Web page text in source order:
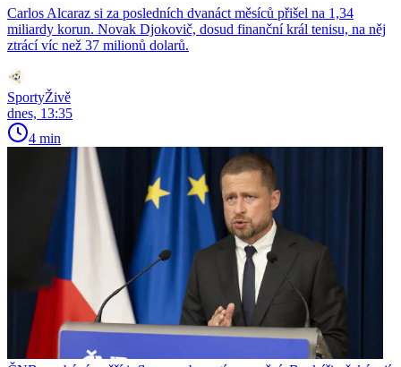
Carlos Alcaraz si za posledních dvanáct měsíců přišel na 1,34
miliardy korun. Novak Djokovič, dosud finanční král tenisu, na něj
ztrácí víc než 37 milionů dolarů.
SportyŽivě
dnes, 13:35
4 min